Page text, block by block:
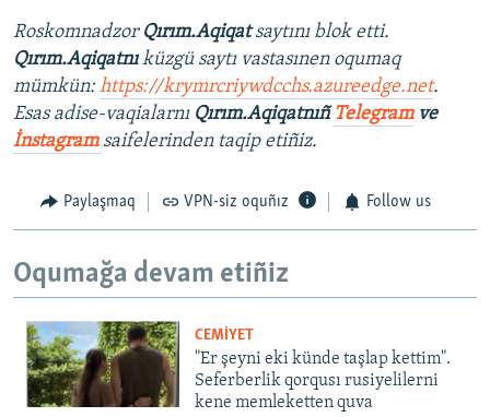
Roskomnadzor Qırım.Aqiqatsaytını blok etti.
Qırım.Aqiqatnıküzgü saytı vastasınen oqumaq
mümkün:https://krymrcriywdcchs.azureedge.net.
Esas adise-vaqialarnı Qırım.Aqiqatnıñ Telegramve
İnstagram saifelerinden taqip etiñiz.
Paylaşmaq VPN-siz oquñız Follow us
Oqumağa devam etiñiz
CEMİYET
"Er şeyni eki künde taşlap kettim".
Seferberlik qorqusı rusiyelilerni
kene memleketten quva